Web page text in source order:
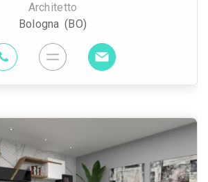
Architetto
Bologna (BO)